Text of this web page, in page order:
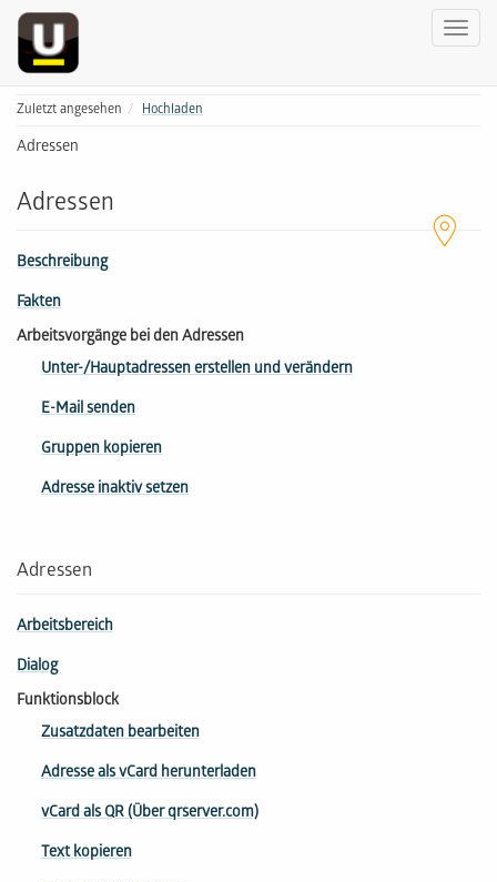
Zuletzt angesehen Hochladen
Adressen
Adressen
Beschreibung
Fakten
Arbeitsvorgänge bei den Adressen
Unter-/Hauptadressen erstellen und verändern
E-Mail senden
Gruppen kopieren
Adresse inaktiv setzen
Adressen
Arbeitsbereich
Dialog
Funktionsblock
Zusatzdaten bearbeiten
Adresse als vCard herunterladen
vCard als QR (Über qrserver.com)
Text kopieren